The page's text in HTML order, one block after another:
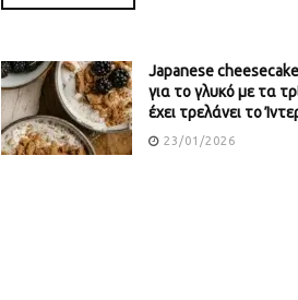
Japanese
για το γλυκό με τα
έχει τρελάνει το
23/01/2026